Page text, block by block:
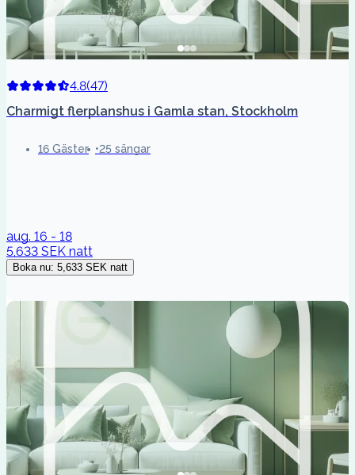
4.8(47)
Charmigt flerplanshus i Gamla stan, Stockholm
16 Gäster 25 sängar
aug. 16 - 18
5,633 SEK natt
Boka nu: 5,633 SEK natt